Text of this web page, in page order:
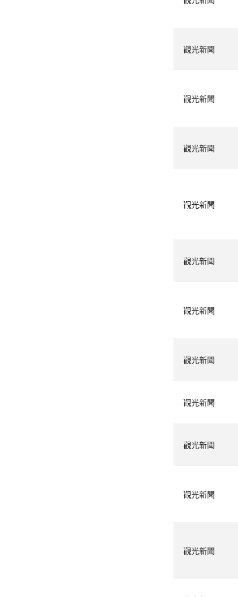
觀光新聞
觀光新聞
觀光新聞
觀光新聞
觀光新聞
觀光新聞
觀光新聞
觀光新聞
觀光新聞
觀光新聞
觀光新聞